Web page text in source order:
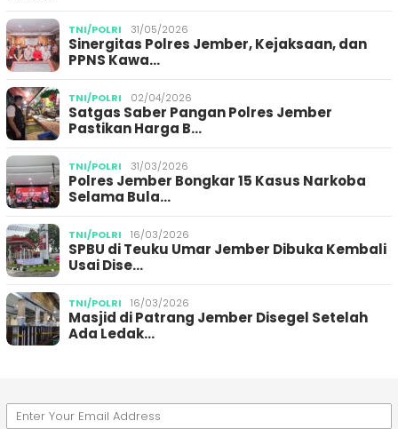
TNI/POLRI 31/05/2026
Sinergitas Polres Jember, Kejaksaan, dan
PPNS Kawa…
TNI/POLRI 02/04/2026
Satgas Saber Pangan Polres Jember
Pastikan Harga B…
TNI/POLRI 31/03/2026
Polres Jember Bongkar 15 Kasus Narkoba
Selama Bula…
TNI/POLRI 16/03/2026
SPBU di Teuku Umar Jember Dibuka Kembali
Usai Dise…
TNI/POLRI 16/03/2026
Masjid di Patrang Jember Disegel Setelah
Ada Ledak…